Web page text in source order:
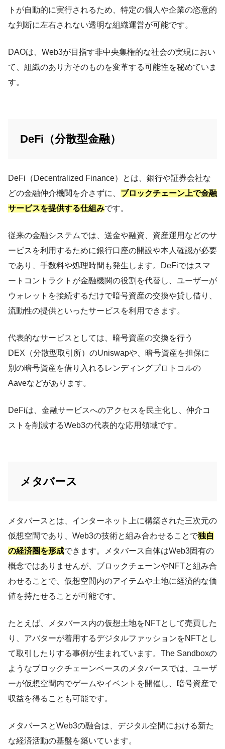
トが自動的に実行されるため、特定の個人や企業の恣意的
な判断に左右されない透明な組織運営が可能です。
DAOは、Web3が目指す非中央集権的な社会の実現におい
て、組織のあり方そのものを変革する可能性を秘めていま
す。
DeFi（分散型金融）
DeFi（Decentralized Finance）とは、銀行や証券会社な
どの金融仲介機関を介さずに、 ブロックチェーン上で金融
サービスを提供する仕組みです。
従来の金融システムでは、送金や融資、資産運用などのサ
ービスを利用するために銀行口座の開設や本人確認が必要
であり、手数料や処理時間も発生します。DeFiではスマ
ートコントラクトが金融機関の役割を代替し、ユーザーが
ウォレットを接続するだけで暗号資産の交換や貸し借り、
流動性の提供といったサービスを利用できます。
代表的なサービスとしては、暗号資産の交換を行う
DEX（分散型取引所）のUniswapや、暗号資産を担保に
別の暗号資産を借り入れるレンディングプロトコルの
Aaveなどがあります。
DeFiは、金融サービスへのアクセスを民主化し、仲介コ
ストを削減するWeb3の代表的な応用領域です。
メタバース
メタバースとは、インターネット上に構築された三次元の
仮想空間であり、Web3の技術と組み合わせることで独自
の経済圏を形成できます。メタバース自体はWeb3固有の
概念ではありませんが、ブロックチェーンやNFTと組み合
わせることで、仮想空間内のアイテムや土地に経済的な価
値を持たせることが可能です。
たとえば、メタバース内の仮想土地をNFTとして売買した
り、アバターが着用するデジタルファッションをNFTとし
て取引したりする事例が生まれています。The Sandboxの
ようなブロックチェーンベースのメタバースでは、ユーザ
ーが仮想空間内でゲームやイベントを開催し、暗号資産で
収益を得ることも可能です。
メタバースとWeb3の融合は、デジタル空間における新た
な経済活動の基盤を築いています。